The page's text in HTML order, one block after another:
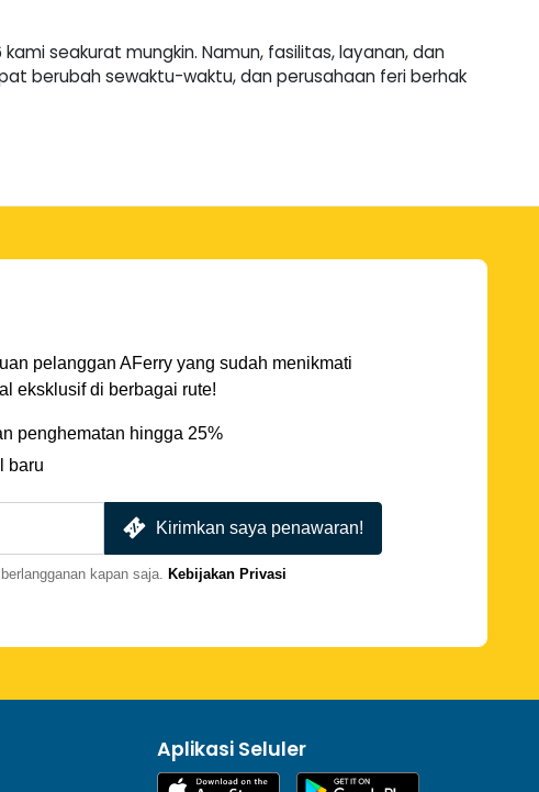
seakurat mungkin. Namun, fasilitas, layanan, dan
berubah sewaktu-waktu, dan perusahaan feri berhak
pelanggan AFerry yang sudah menikmati
eksklusif di berbagai rute!
penghematan hingga 25%
baru
Kirimkan saya penawaran!
kapan saja. Kebijakan Privasi
Aplikasi Seluler